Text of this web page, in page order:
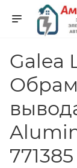
Galea
771385